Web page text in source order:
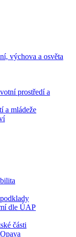
výchova a osvěta
prostředí a
a mládeže
dle ÚAP
části